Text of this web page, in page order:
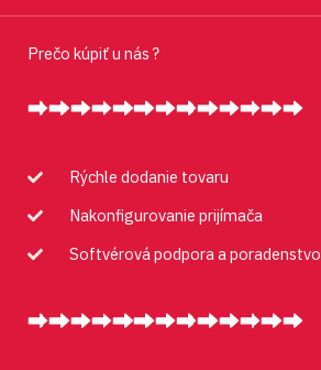
Prečo kúpiť u nás ?
Rýchle dodanie tovaru
Nakonfigurovanie prijímača
Softvérová podpora a poradenstvo